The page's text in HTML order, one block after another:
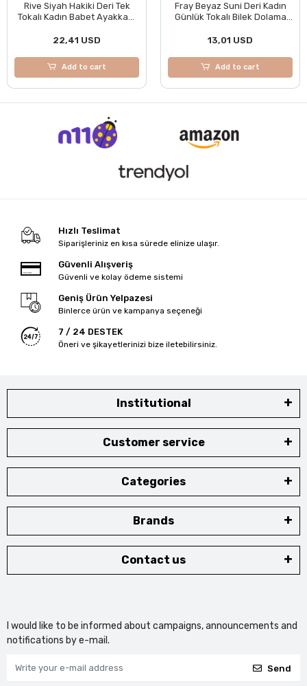
Rive Siyah Hakiki Deri Tek
Tokalı Kadın Babet Ayakkabı
22,41 USD
Add to cart
Fray Beyaz Suni Deri Kadın
Günlük Tokalı Bilek Dolama
13,01 USD
Add to cart
Hızlı Teslimat
Siparişleriniz en kısa sürede elinize ulaşır.
Güvenli Alışveriş
Güvenli ve kolay ödeme sistemi
Geniş Ürün Yelpazesi
Binlerce ürün ve kampanya seçeneği
7 / 24 DESTEK
Öneri ve şikayetlerinizi bize iletebilirsiniz.
Institutional
Customer service
Categories
Brands
Contact us
I would like to be informed about campaigns, announcements and
notifications by e-mail.
Send